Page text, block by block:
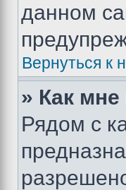
данном
Вернуться к
» Как
Рядом с